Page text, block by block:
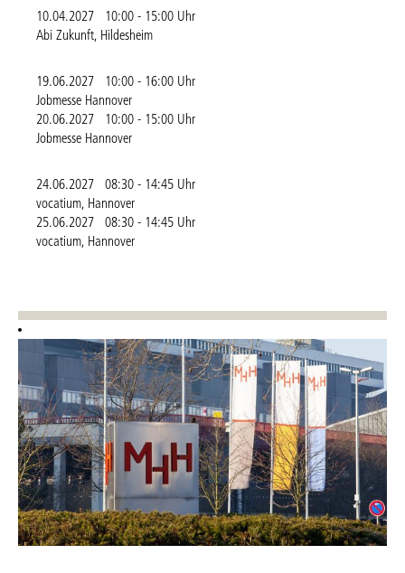
10.04.2027 10:00 - 15:00 Uhr
Abi Zukunft, Hildesheim
19.06.2027 10:00 - 16:00 Uhr
Jobmesse Hannover
20.06.2027 10:00 - 15:00 Uhr
Jobmesse Hannover
24.06.2027 08:30 - 14:45 Uhr
vocatium, Hannover
25.06.2027 08:30 - 14:45 Uhr
vocatium, Hannover